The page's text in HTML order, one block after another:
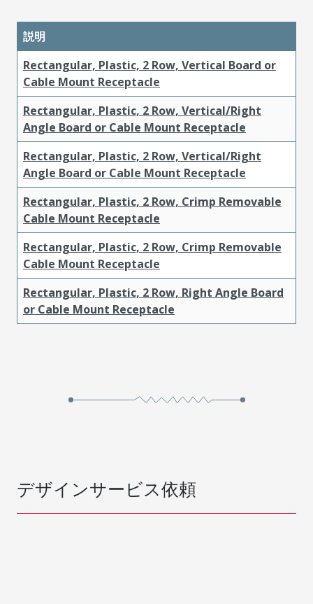
説明
Rectangular, Plastic, 2 Row, Vertical Board or
Cable Mount Receptacle
Rectangular, Plastic, 2 Row, Vertical/Right
Angle Board or Cable Mount Receptacle
Rectangular, Plastic, 2 Row, Vertical/Right
Angle Board or Cable Mount Receptacle
Rectangular, Plastic, 2 Row, Crimp Removable
Cable Mount Receptacle
Rectangular, Plastic, 2 Row, Crimp Removable
Cable Mount Receptacle
Rectangular, Plastic, 2 Row, Right Angle Board
or Cable Mount Receptacle
デザインサービス依頼